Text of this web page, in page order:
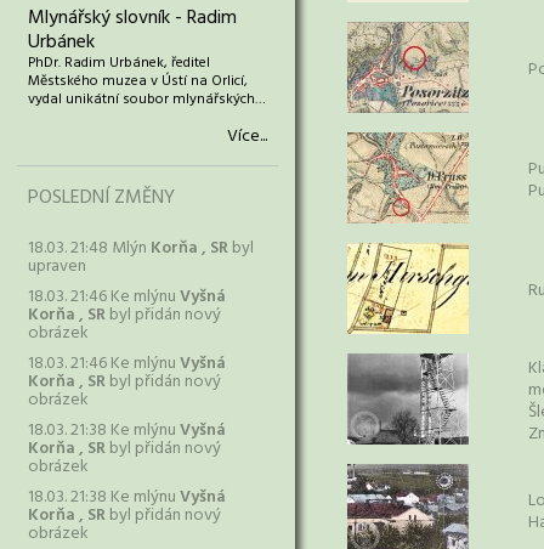
Mlynářský slovník - Radim
Urbánek
PhDr. Radim Urbánek, ředitel
Městského muzea v Ústí na Orlicí,
vydal unikátní soubor mlynářských…
Více...
POSLEDNÍ ZMĚNY
18.03. 21:48 Mlýn Korňa , SRbyl
upraven
18.03. 21:46 Ke mlýnuVyšná
Korňa , SRbyl přidán nový
obrázek
18.03. 21:46 Ke mlýnuVyšná
Korňa , SRbyl přidán nový
obrázek
18.03. 21:38 Ke mlýnuVyšná
Korňa , SRbyl přidán nový
obrázek
18.03. 21:38 Ke mlýnuVyšná
Korňa , SRbyl přidán nový
obrázek